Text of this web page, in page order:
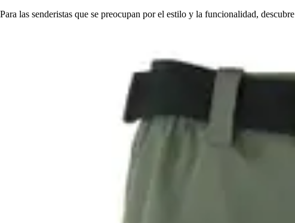
Para las senderistas que se preocupan por el estilo y la funcionalidad,